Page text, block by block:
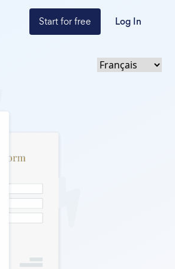
Start for free Log In